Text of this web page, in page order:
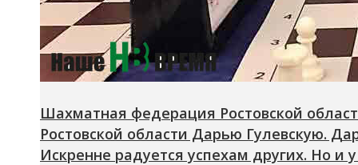
Шахматная федерация Ростовской
Ростовской области Дарью Гулевскую.
Искренне радуется успехам других. Но